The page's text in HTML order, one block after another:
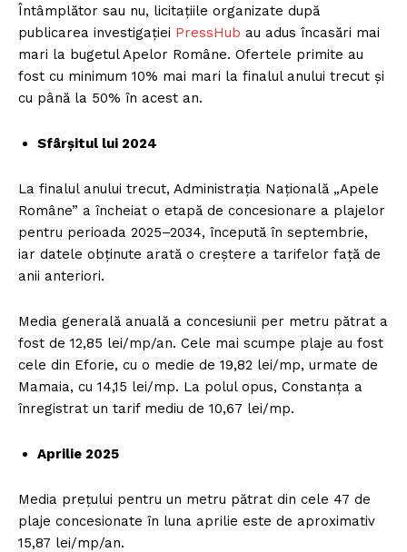
Întâmplător sau nu, licitațiile organizate după
publicarea investigației PressHub au adus încasări mai
mari la bugetul Apelor Române. Ofertele primite au
fost cu minimum 10% mai mari la finalul anului trecut și
cu până la 50% în acest an.
Sfârșitul lui 2024
La finalul anului trecut, Administrația Națională „Apele
Române” a încheiat o etapă de concesionare a plajelor
pentru perioada 2025–2034, începută în septembrie,
iar datele obținute arată o creștere a tarifelor față de
anii anteriori.
Media generală anuală a concesiunii per metru pătrat a
fost de 12,85 lei/mp/an. Cele mai scumpe plaje au fost
cele din Eforie, cu o medie de 19,82 lei/mp, urmate de
Mamaia, cu 14,15 lei/mp. La polul opus, Constanța a
înregistrat un tarif mediu de 10,67 lei/mp.
Aprilie 2025
Media prețului pentru un metru pătrat din cele 47 de
plaje concesionate în luna aprilie este de aproximativ
15,87 lei/mp/an.